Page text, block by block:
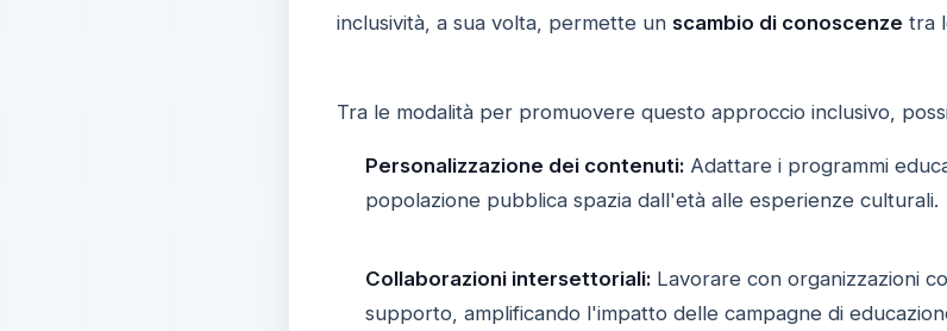
inclusività, a sua volta, permette un scambio di conoscenze tra
Tra le modalità per promuovere questo approccio inclusivo,
Personalizzazione dei contenuti:Adattare i programmi
popolazione pubblica spazia dall'età alle esperienze culturali.
Collaborazioni intersettoriali:Lavorare con organizzazioni
supporto, amplificando l'impatto delle campagne di